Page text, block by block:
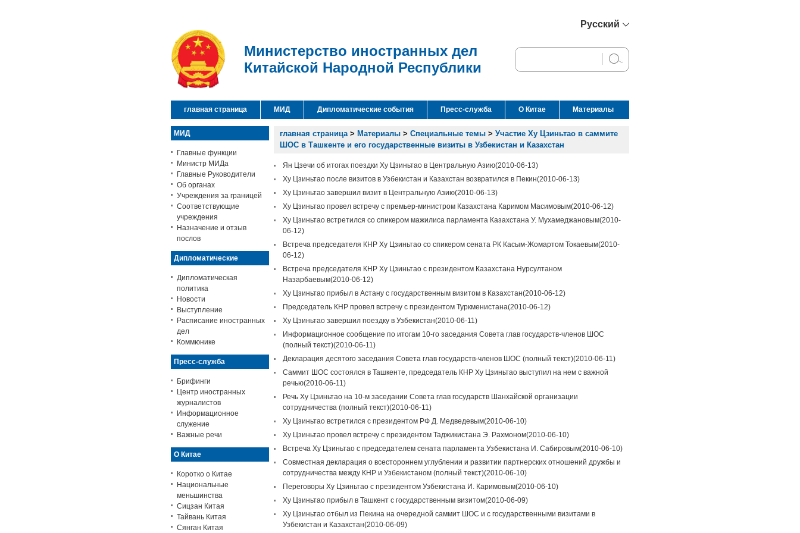
Русский
English
Español
Министерство иностранных дел
Китайской Народной Республики
главная страница МИД Дипломатические события Пресс-служба О Китае Материалы
МИД
Главные функции
Министр МИДа
Главные Руководители
Об органах
Учреждения за границей
Соответствующие
учреждения
Назначение и отзыв
послов
Дипломатические
Дипломатическая
политика
Новости
Выступление
Расписание иностранных
дел
Коммюнике
Пресс-служба
Брифинги
Центр иностранных
журналистов
Информационное
служение
Важные речи
О Китае
Коротко о Китае
Национальные
меньшинства
Сицзан Китая
Тайвань Китая
Сянган Китая
главная страница> Материалы > Специальные темы > Участие Ху Цзиньтао в саммите
ШОС в Ташкенте и его государственные визиты в Узбекистан и Казахстан
Ян Цзечи об итогах поездки Ху Цзиньтао в Центральную Азию(2010-06-13)
Ху Цзиньтао после визитов в Узбекистан и Казахстан возвратился в Пекин(2010-06-13)
Ху Цзиньтао завершил визит в Центральную Азию(2010-06-13)
Ху Цзиньтао провел встречу с премьер-министром Казахстана Каримом Масимовым(2010-06-12)
Ху Цзиньтао встретился со спикером мажилиса парламента Казахстана У. Мухамеджановым(2010-
06-12)
Встреча председателя КНР Ху Цзиньтао со спикером сената РК Касым-Жомартом Токаевым(2010-
06-12)
Встреча председателя КНР Ху Цзиньтао с президентом Казахстана Нурсултаном
Назарбаевым(2010-06-12)
Ху Цзиньтао прибыл в Астану с государственным визитом в Казахстан(2010-06-12)
Председатель КНР провел встречу с президентом Туркменистана(2010-06-12)
Ху Цзиньтао завершил поездку в Узбекистан(2010-06-11)
Информационное сообщение по итогам 10-го заседания Совета глав государств-членов ШОС
(полный текст)(2010-06-11)
Декларация десятого заседания Совета глав государств-членов ШОС (полный текст)(2010-06-11)
Саммит ШОС состоялся в Ташкенте, председатель КНР Ху Цзиньтао выступил на нем с важной
речью(2010-06-11)
Речь Ху Цзиньтао на 10-м заседании Совета глав государств Шанхайской организации
сотрудничества (полный текст)(2010-06-11)
Ху Цзиньтао встретился с президентом РФ Д. Медведевым(2010-06-10)
Ху Цзиньтао провел встречу с президентом Таджикистана Э. Рахмоном(2010-06-10)
Встреча Ху Цзиньтао с председателем сената парламента Узбекистана И. Сабировым(2010-06-10)
Совместная декларация о всестороннем углублении и развитии партнерских отношений дружбы и
сотрудничества между КНР и Узбекистаном (полный текст)(2010-06-10)
Переговоры Ху Цзиньтао с президентом Узбекистана И. Каримовым(2010-06-10)
Ху Цзиньтао прибыл в Ташкент с государственным визитом(2010-06-09)
Ху Цзиньтао отбыл из Пекина на очередной саммит ШОС и с государственными визитами в
Узбекистан и Казахстан(2010-06-09)